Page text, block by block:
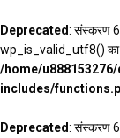
Deprecated: संस्करण
wp_is_valid_utf8() का
/home/
includes/
Deprecated: संस्करण